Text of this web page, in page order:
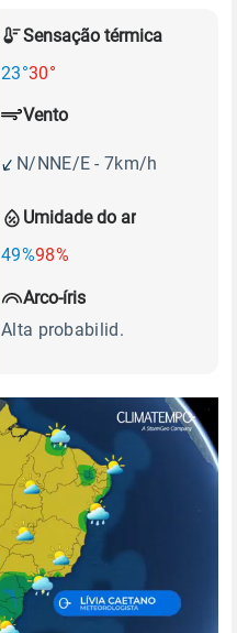
Sensação térmica
23°30°
Umidade do ar
49%98%
Vento
N/NNE/E - 7km/h
Arco-íris
Alta probabilid.